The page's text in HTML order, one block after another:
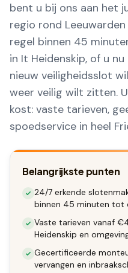
bent u bij ons aan het
regio rond
regel binnen 45
in It Heidenskip, of u
nieuw veiligheidsslot
weer veilig wilt zitten.
kost: vaste tarieven,
spoedservice in heel
Belangrijkste punten
24/7 erkende
binnen 45 minuten tot
Vaste tarieven vanaf
Heidenskip en
Gecertificeerde
vervangen en